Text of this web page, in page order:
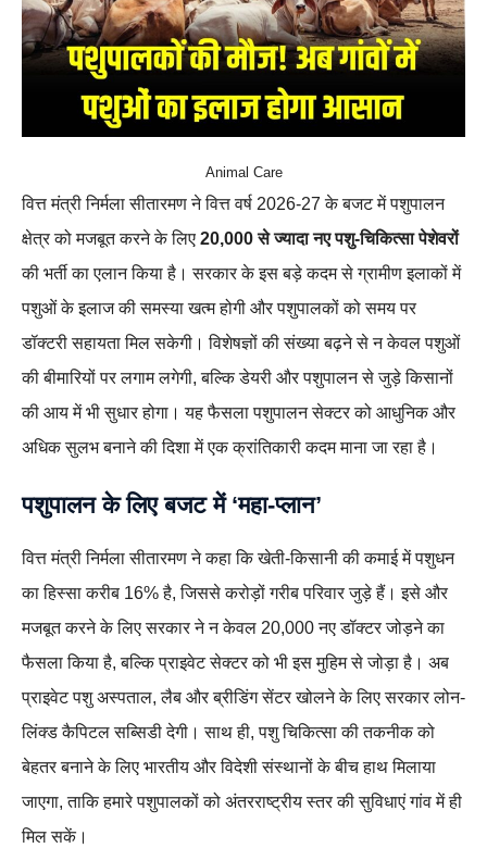
Animal Care
वित्त मंत्री निर्मला सीतारमण ने वित्त वर्ष 2026-27 के बजट में पशुपालन
क्षेत्र को मजबूत करने के लिए 20,000 से ज्यादा नए पशु-चिकित्सा पेशेवरों
की भर्ती का एलान किया है। सरकार के इस बड़े कदम से ग्रामीण इलाकों में
पशुओं के इलाज की समस्या खत्म होगी और पशुपालकों को समय पर
डॉक्टरी सहायता मिल सकेगी। विशेषज्ञों की संख्या बढ़ने से न केवल पशुओं
की बीमारियों पर लगाम लगेगी, बल्कि डेयरी और पशुपालन से जुड़े किसानों
की आय में भी सुधार होगा। यह फैसला पशुपालन सेक्टर को आधुनिक और
अधिक सुलभ बनाने की दिशा में एक क्रांतिकारी कदम माना जा रहा है।
पशुपालन के लिए बजट में ‘महा-प्लान’
वित्त मंत्री निर्मला सीतारमण ने कहा कि खेती-किसानी की कमाई में पशुधन
का हिस्सा करीब 16% है, जिससे करोड़ों गरीब परिवार जुड़े हैं। इसे और
मजबूत करने के लिए सरकार ने न केवल 20,000 नए डॉक्टर जोड़ने का
फैसला किया है, बल्कि प्राइवेट सेक्टर को भी इस मुहिम से जोड़ा है। अब
प्राइवेट पशु अस्पताल, लैब और ब्रीडिंग सेंटर खोलने के लिए सरकार लोन-
लिंक्ड कैपिटल सब्सिडी देगी। साथ ही, पशु चिकित्सा की तकनीक को
बेहतर बनाने के लिए भारतीय और विदेशी संस्थानों के बीच हाथ मिलाया
जाएगा, ताकि हमारे पशुपालकों को अंतरराष्ट्रीय स्तर की सुविधाएं गांव में ही
मिल सकें।